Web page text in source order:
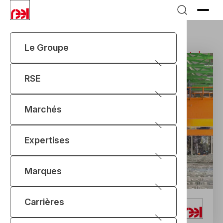
Le Groupe
RSE
Marchés
Expertises
Marques
Carrières
Appareils de levage pour l’électrolyse
Aluminium Appareils de levage pour l’électrolyse